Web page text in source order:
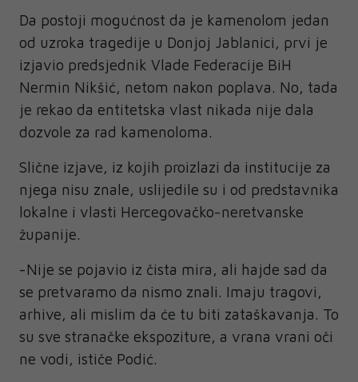
Da postoji mogućnost da je kamenolom jedan
od uzroka tragedije u Donjoj Jablanici, prvi je
izjavio predsjednik Vlade Federacije BiH
Nermin Nikšić, netom nakon poplava. No, tada
je rekao da entitetska vlast nikada nije dala
dozvole za rad kamenoloma.
Slične izjave, iz kojih proizlazi da institucije za
njega nisu znale, uslijedile su i od predstavnika
lokalne i vlasti Hercegovačko-neretvanske
županije.
-Nije se pojavio iz čista mira, ali hajde sad da
se pretvaramo da nismo znali. Imaju tragovi,
arhive, ali mislim da će tu biti zataškavanja. To
su sve stranačke ekspoziture, a vrana vrani oči
ne vodi, ističe Podić.